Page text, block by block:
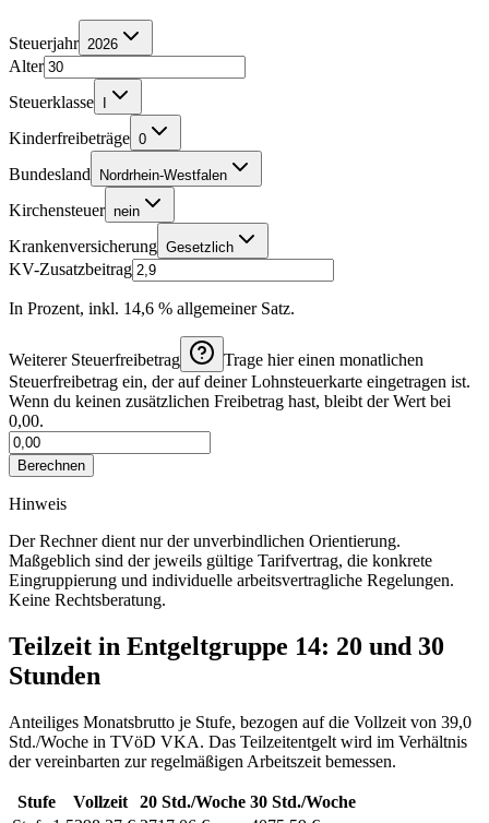
Steuerjahr 2026
Alter
Steuerklasse
Kinderfreibeträge 0
Bundesland Nordrhein-Westfalen
Kirchensteuer nein
Krankenversicherung Gesetzlich
KV-Zusatzbeitrag
In Prozent, inkl. 14,6 % allgemeiner Satz.
Weiterer Steuerfreibetrag
Trage hier einen monatlichen
Steuerfreibetrag ein, der auf deiner Lohnsteuerkarte eingetragen ist.
Wenn du keinen zusätzlichen Freibetrag hast, bleibt der Wert bei
0,00.
Berechnen
Hinweis
Der Rechner dient nur der unverbindlichen Orientierung.
Maßgeblich sind der jeweils gültige Tarifvertrag, die konkrete
Eingruppierung und individuelle arbeitsvertragliche Regelungen.
Keine Rechtsberatung.
Teilzeit in Entgeltgruppe 14: 20 und 30
Stunden
Anteiliges Monatsbrutto je Stufe, bezogen auf die Vollzeit von 39,0
Std./Woche in TVöD VKA. Das Teilzeitentgelt wird im Verhältnis
der vereinbarten zur regelmäßigen Arbeitszeit bemessen.
Stufe Vollzeit 20 Std./Woche 30 Std./Woche